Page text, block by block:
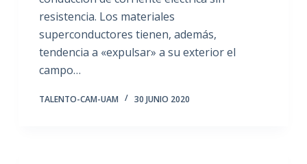
resistencia. Los materiales
superconductores tienen, además,
tendencia a «expulsar» a su exterior el
campo…
TALENTO-CAM-UAM 30 JUNIO 2020